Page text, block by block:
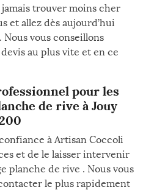
trouver moins cher
et allez dès aujourd’hui
vous conseillons
au plus vite et en ce
pour les
de rive à Jouy
à Artisan Coccoli
et de le laisser intervenir
planche de rive . Nous vous
le plus rapidement